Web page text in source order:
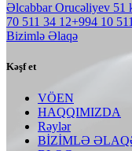
Əlcabbar Orucəliyev 51
70 511 34 12+994 10
Bizimlə Əlaqə
Kəşf et
VÖEN
HAQQIMIZDA
Rəylər
BIZIMLƏ